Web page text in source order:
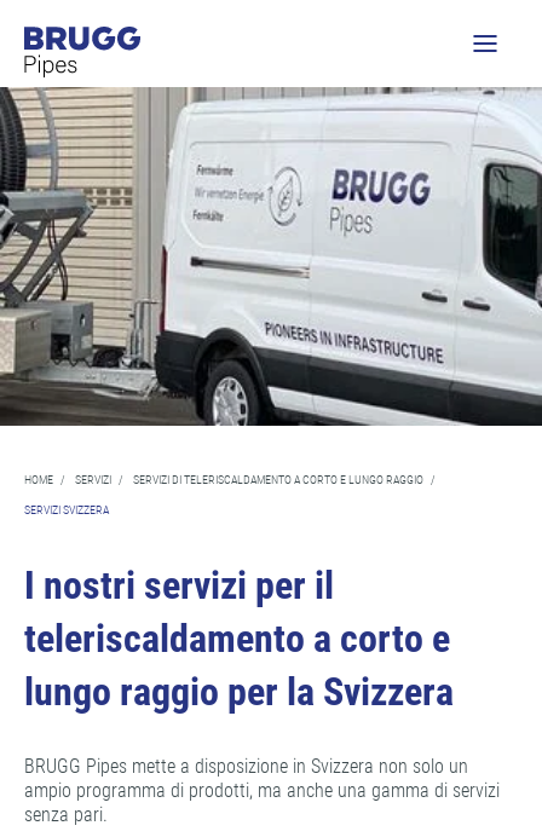
HOME / SERVIZI / SERVIZI DI TELERISCALDAMENTO A CORTO E LUNGO RAGGIO /
SERVIZI SVIZZERA
I nostri servizi per il
teleriscaldamento a corto e
lungo raggio per la Svizzera
BRUGG Pipes mette a disposizione in Svizzera non solo un
ampio programma di prodotti, ma anche una gamma di servizi
senza pari.